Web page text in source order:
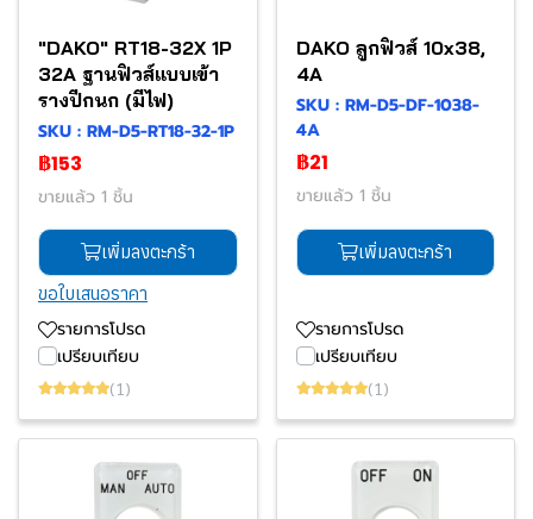
"DAKO" RT18-32X 1P
32A ฐานฟิวส์แบบเข้า
รางปีกนก (มีไฟ)
SKU : RM-D5-RT18-32-1P
฿153
ขายแล้ว 1 ชิ้น
เพิ่มลงตะกร้า
ขอใบเสนอราคา
รายการโปรด
เปรียบเทียบ
(1)
DAKO ลูกฟิวส์ 10x38,
4A
SKU : RM-D5-DF-1038-
4A
฿21
ขายแล้ว 1 ชิ้น
เพิ่มลงตะกร้า
รายการโปรด
เปรียบเทียบ
(1)